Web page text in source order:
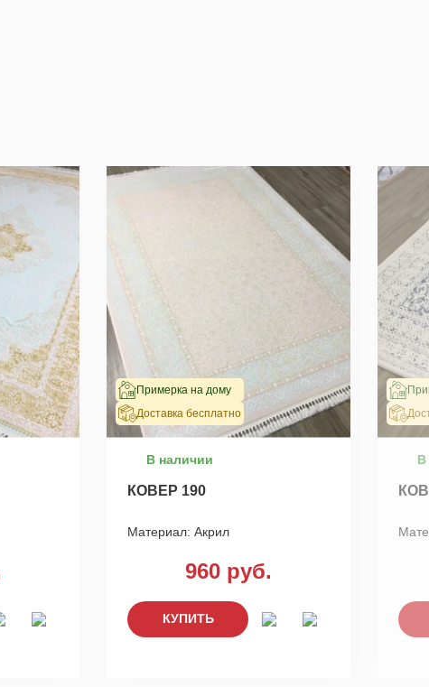
Примерка на дому
Доставка бесплатно
В наличии
КОВЕР 190
Материал: Акрил
960 руб.
КУПИТЬ
В